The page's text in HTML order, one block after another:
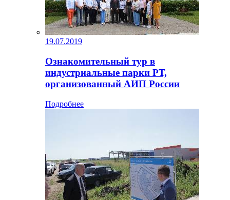
19.07.2019
Ознакомительный тур в
индустриальные парки РТ,
организованный АИП России
Подробнее